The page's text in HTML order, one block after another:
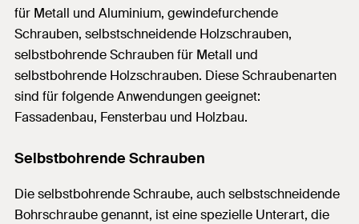
für Metall und Aluminium, gewindefurchende
Schrauben, selbstschneidende Holzschrauben,
selbstbohrende Schrauben für Metall und
selbstbohrende Holzschrauben. Diese Schraubenarten
sind für folgende Anwendungen geeignet:
Fassadenbau, Fensterbau und Holzbau.
Selbstbohrende Schrauben
Die selbstbohrende Schraube, auch selbstschneidende
Bohrschraube genannt, ist eine spezielle Unterart, die